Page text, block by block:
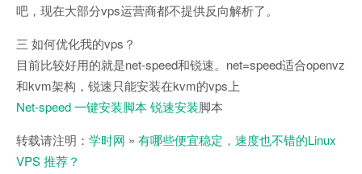
吧，现在大部分vps运营商都不提供反向解析了。
三 如何优化我的vps？
目前比较好用的就是net-speed和锐速。net=speed适合openvz
和kvm架构，锐速只能安装在kvm的vps上
Net-speed 一键安装脚本锐速安装脚本
转载请注明： 学时网 » 有哪些便宜稳定，速度也不错的Linux
VPS 推荐？